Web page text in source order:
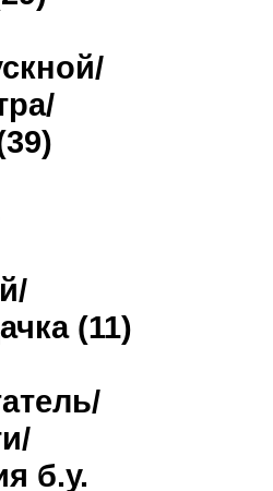
(11)
б.у.